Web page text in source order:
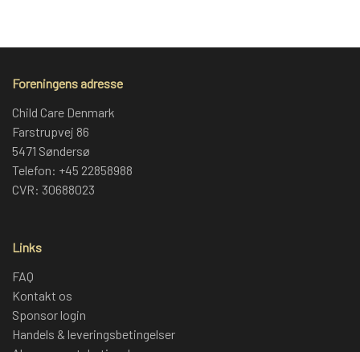
Foreningens adresse
Child Care Denmark
Farstrupvej 86
5471 Søndersø
Telefon: +45 22858988
CVR: 30688023
Links
FAQ
Kontakt os
Sponsor login
Handels & leveringsbetingelser